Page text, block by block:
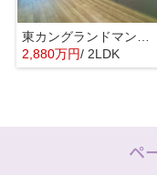
2,880万円/ 2LDK
ペ